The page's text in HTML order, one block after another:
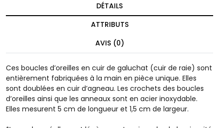
DÉTAILS
ATTRIBUTS
AVIS (0)
Ces boucles d’oreilles en cuir de galuchat (cuir de raie) sont
entièrement fabriquées à la main en pièce unique. Elles
sont doublées en cuir d’agneau. Les crochets des boucles
d’oreilles ainsi que les anneaux sont en acier inoxydable.
Elles mesurent 5 cm de longueur et 1,5 cm de largeur.